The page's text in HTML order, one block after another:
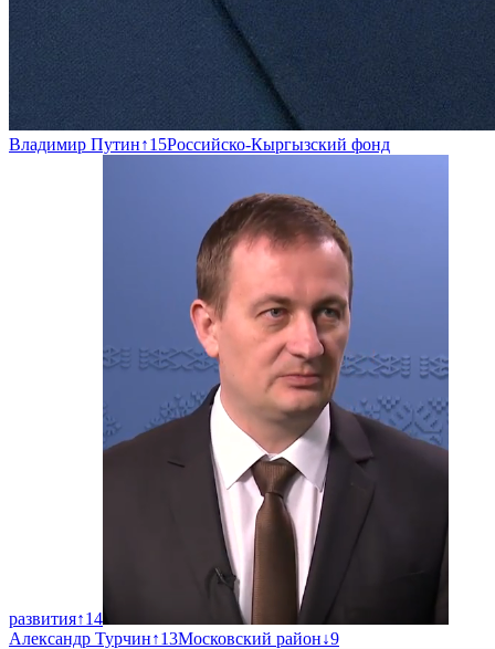
Владимир Путин↑15Российско-Кыргызский фонд
развития↑14
Александр Турчин↑13Московский район↓9